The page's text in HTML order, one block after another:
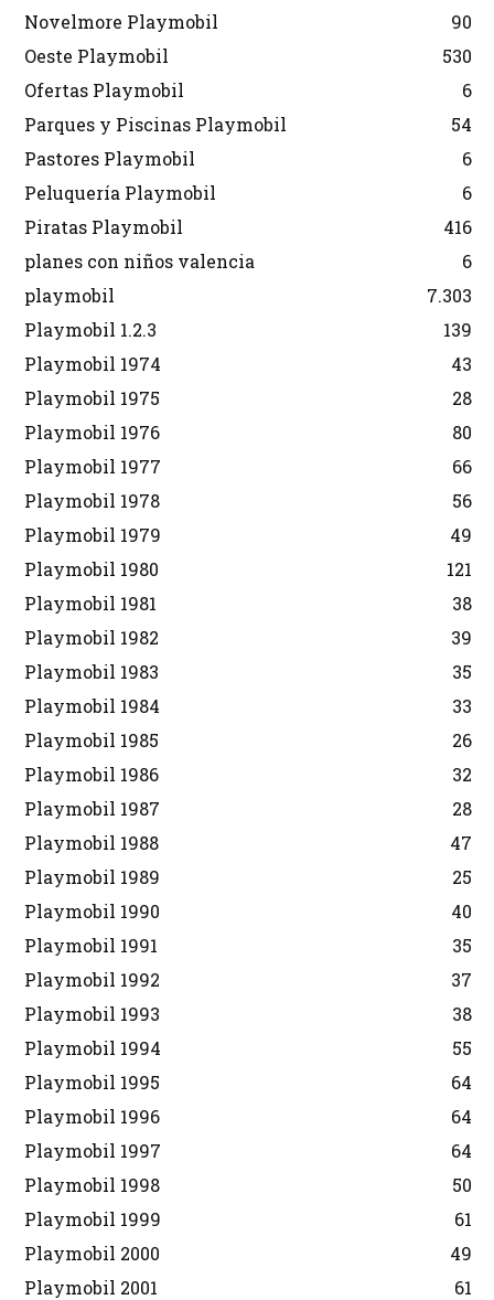
Novelmore Playmobil
90
Oeste Playmobil
530
Ofertas Playmobil
6
Parques y Piscinas Playmobil
54
Pastores Playmobil
6
Peluquería Playmobil
6
Piratas Playmobil
416
planes con niños valencia
6
playmobil
7.303
Playmobil 1.2.3
139
Playmobil 1974
43
Playmobil 1975
28
Playmobil 1976
80
Playmobil 1977
66
Playmobil 1978
56
Playmobil 1979
49
Playmobil 1980
121
Playmobil 1981
38
Playmobil 1982
39
Playmobil 1983
35
Playmobil 1984
33
Playmobil 1985
26
Playmobil 1986
32
Playmobil 1987
28
Playmobil 1988
47
Playmobil 1989
25
Playmobil 1990
40
Playmobil 1991
35
Playmobil 1992
37
Playmobil 1993
38
Playmobil 1994
55
Playmobil 1995
64
Playmobil 1996
64
Playmobil 1997
64
Playmobil 1998
50
Playmobil 1999
61
Playmobil 2000
49
Playmobil 2001
61